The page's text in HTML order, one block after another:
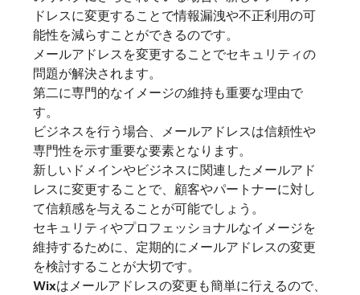
ドレスに変更することで情報漏洩や不正利用の可
能性を減らすことができるのです。
メールアドレスを変更することでセキュリティの
問題が解決されます。
第二に専門的なイメージの維持も重要な理由で
す。
ビジネスを行う場合、メールアドレスは信頼性や
専門性を示す重要な要素となります。
新しいドメインやビジネスに関連したメールアド
レスに変更することで、顧客やパートナーに対し
て信頼感を与えることが可能でしょう。
セキュリティやプロフェッショナルなイメージを
維持するために、定期的にメールアドレスの変更
を検討することが大切です。
Wixはメールアドレスの変更も簡単に行えるので、